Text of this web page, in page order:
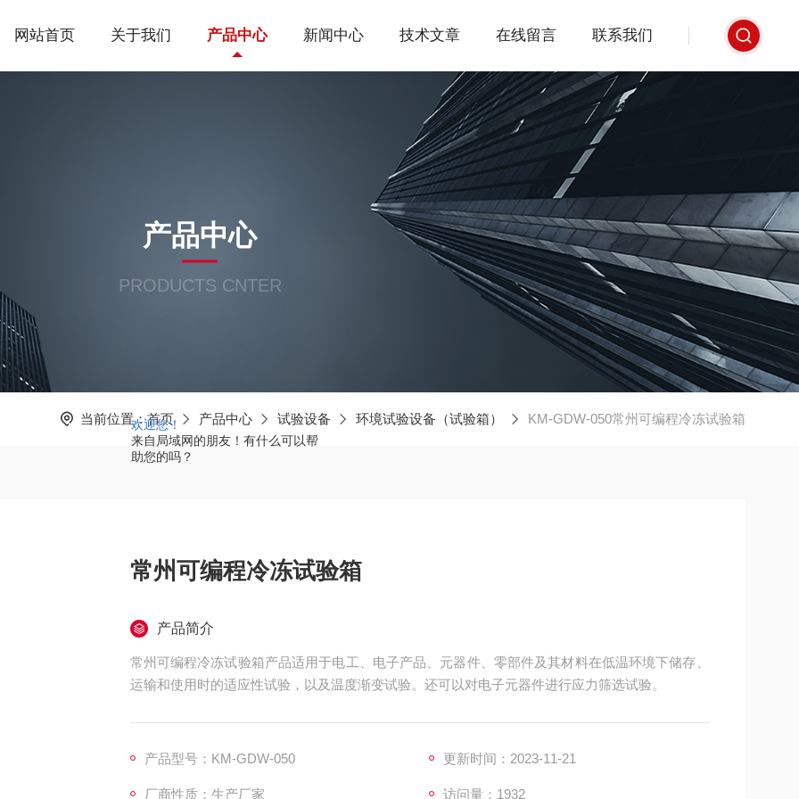
欢迎您！
来自局域网的朋友！有什么可以帮
助您的吗？
网站首页 关于我们 产品中心 新闻中心 技术文章 在线留言 联系我们
产品中心
PRODUCTS CNTER
当前位置：首页 产品中心 试验设备 环境试验设备（试验箱） KM-GDW-050常州可编程冷冻试验箱
常州可编程冷冻试验箱
产品简介
常州可编程冷冻试验箱产品适用于电工、电子产品、元器件、零部件及其材料在低温环境下储存、
运输和使用时的适应性试验，以及温度渐变试验。还可以对电子元器件进行应力筛选试验。
产品型号：KM-GDW-050 更新时间：2023-11-21
厂商性质：生产厂家 访问量：1932